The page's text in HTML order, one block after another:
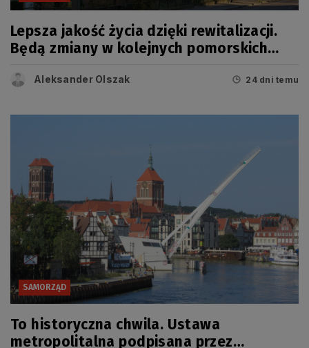
Lepsza jakość życia dzięki rewitalizacji.
Będą zmiany w kolejnych pomorskich
Aleksander Olszak 24 dni temu
SAMORZĄD
To historyczna chwila. Ustawa
metropolitalna podpisana przez